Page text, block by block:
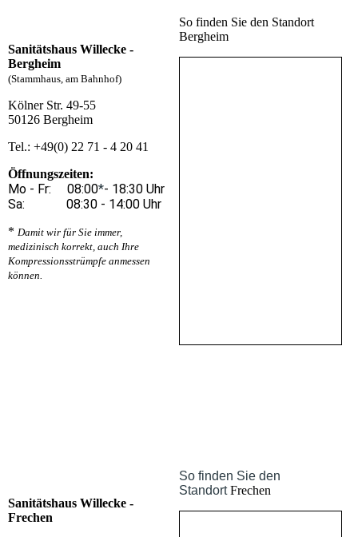
Sanitätshaus Willecke -
Bergheim
(Stammhaus, am Bahnhof)
Kölner Str. 49-55
50126 Bergheim
Tel.: +49(0) 22 71 - 4 20 41
Öffnungszeiten:
Mo - Fr: 08:00*- 18:30 Uhr
Sa: 08:30 - 14:00 Uhr
* Damit wir für Sie immer,
medizinisch korrekt, auch Ihre
Kompressionsstrümpfe anmessen
können.
So finden Sie den Standort
Bergheim
Sanitätshaus Willecke -
Frechen
So finden Sie den
Standort Frechen